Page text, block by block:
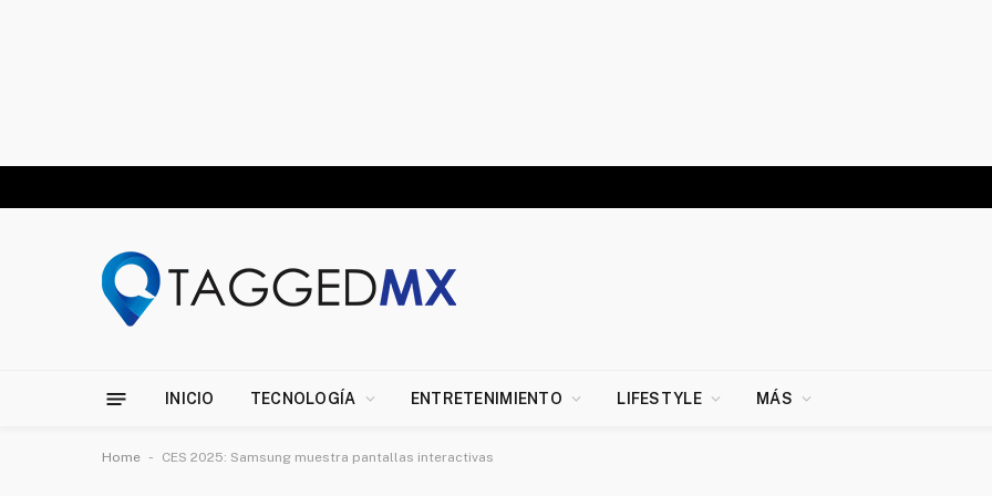
INICIO TECNOLOGÍA ENTRETENIMIENTO LIFESTYLE MÁS
Home - CES 2025: Samsung muestra pantallas interactivas